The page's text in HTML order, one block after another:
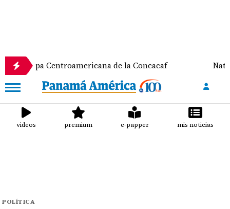
de la Concacaf Nathalee
videos premium e-papper mis noticias
POLÍTICA